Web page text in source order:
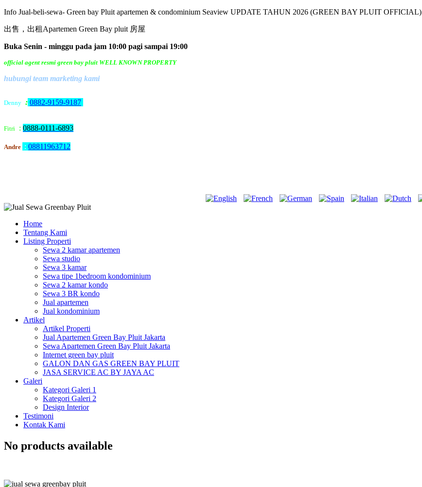
Info Jual-beli-sewa- Green bay Pluit apartemen & condominium Seaview UPDATE TAHUN 2026 (GREEN BAY PLUIT OFFICIAL)
出售，出租Apartemen Green Bay pluit 房屋
Buka Senin - minggu pada jam 10:00 pagi sampai 19:00
official agent resmi green bay pluit WELL KNOWN PROPERTY
hubungi team marketing kami
Denny : 0882-9159-9187
Fitri : 0888-0111-6893
Andre : 08811963712
Home
Tentang Kami
Listing Properti
Sewa 2 kamar apartemen
Sewa studio
Sewa 3 kamar
Sewa tipe 1bedroom kondominium
Sewa 2 kamar kondo
Sewa 3 BR kondo
Jual apartemen
Jual kondominium
Artikel
Artikel Properti
Jual Apartemen Green Bay Pluit Jakarta
Sewa Apartemen Green Bay Pluit Jakarta
Internet green bay pluit
GALON DAN GAS GREEN BAY PLUIT
JASA SERVICE AC BY JAYA AC
Galeri
Kategori Galeri 1
Kategori Galeri 2
Design Interior
Testimoni
Kontak Kami
No products available